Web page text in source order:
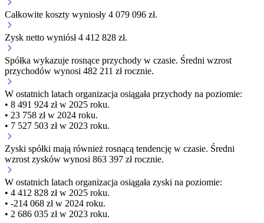
Całkowite koszty wyniosły 4 079 096 zł.
Zysk netto wyniósł 4 412 828 zł.
Spółka wykazuje rosnące przychody w czasie. Średni wzrost
przychodów wynosi 482 211 zł rocznie.
W ostatnich latach organizacja osiągała przychody na poziomie:
• 8 491 924 zł w 2025 roku.
• 23 758 zł w 2024 roku.
• 7 527 503 zł w 2023 roku.
Zyski spółki mają również rosnącą tendencję w czasie. Średni
wzrost zysków wynosi 863 397 zł rocznie.
W ostatnich latach organizacja osiągała zyski na poziomie:
• 4 412 828 zł w 2025 roku.
• -214 068 zł w 2024 roku.
• 2 686 035 zł w 2023 roku.